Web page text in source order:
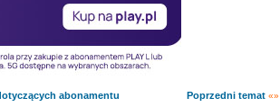
abonamentu Poprzedni temat «»